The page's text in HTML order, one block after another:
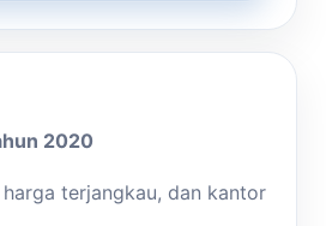
2020
terjangkau, dan kantor